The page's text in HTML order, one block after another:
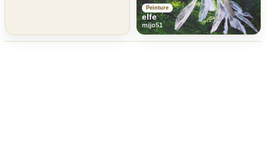
Peinture
elfe
mijo51